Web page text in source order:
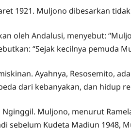
1921. Muljono dibesarkan
oleh Andalusi, menyebut:
“Sejak kecilnya pemuda
Ayahnya, Resosemito,
dari kebanyakan, dan hidup
Muljono, menurut
sebelum Kudeta Madiun 1948,